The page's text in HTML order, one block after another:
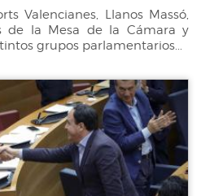
Valencianes, Llanos Massó,
de la Mesa de la Cámara y
grupos parlamentarios...